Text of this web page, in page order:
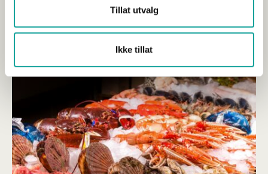
Tillat utvalg
Ikke tillat
“Vi anerkjenner jobben norske sjøfartsmyndigheter gjør for å